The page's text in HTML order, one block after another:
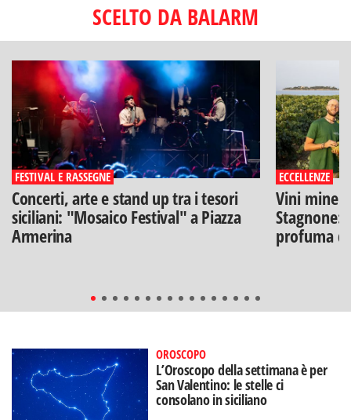
SCELTO DA BALARM
FESTIVAL E RASSEGNE
Concerti, arte e stand up tra i tesori
siciliani: "Mosaico Festival" a Piazza
Armerina
ECCELLENZE
Vini
Stagnone:
profuma
OROSCOPO
L’Oroscopo della settimana è per
San Valentino: le stelle ci
consolano in siciliano